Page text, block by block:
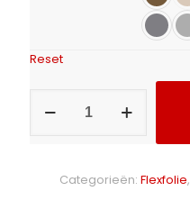
Reset
Calortrans
Categorieën: Flexfolie,